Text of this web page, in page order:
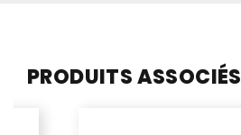
PRODUITS ASSOCIÉS